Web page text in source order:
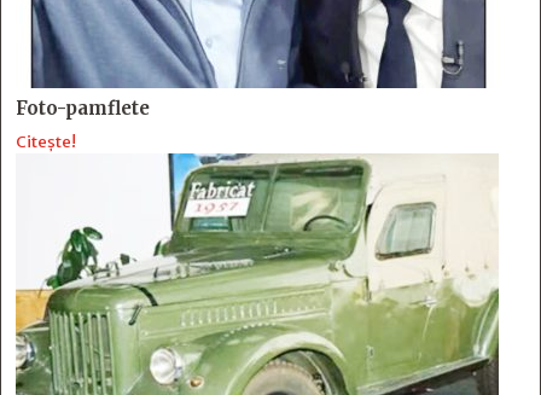
Foto-pamflete
Citește!